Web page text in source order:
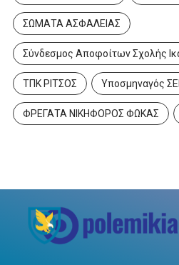
ΣΩΜΑΤΑ ΑΣΦΑΛΕΙΑΣ
Σύνδεσμος Αποφοίτων Σχολής
ΤΠΚ ΡΙΤΣΟΣ Υποσμηναγός
ΦΡΕΓΑΤΑ ΝΙΚΗΦΟΡΟΣ ΦΩΚΑΣ